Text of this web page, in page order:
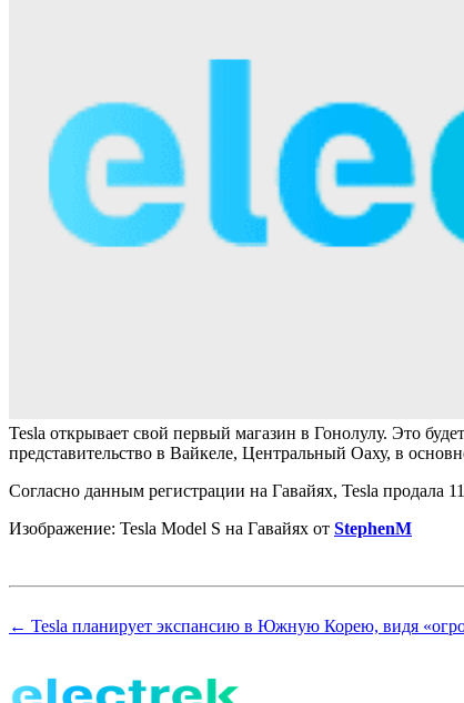
Tesla открывает свой первый магазин в Гонолулу. Это
представительство в Вайкеле, Центральный Оаху, в
Согласно данным регистрации на Гавайях, Tesla продала
Изображение: Tesla Model S на Гавайях от StephenM
← Tesla планирует экспансию в Южную Корею, видя